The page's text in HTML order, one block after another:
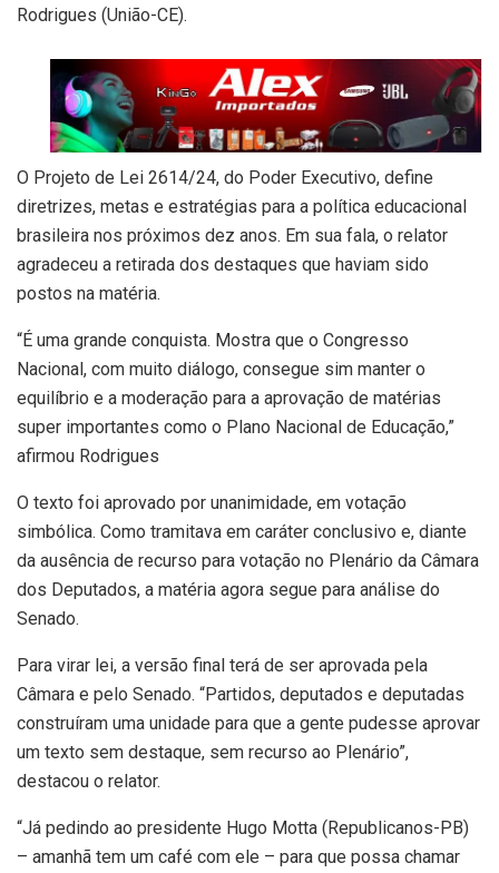
Rodrigues (União-CE).
O Projeto de Lei 2614/24, do Poder Executivo, define
diretrizes, metas e estratégias para a política educacional
brasileira nos próximos dez anos. Em sua fala, o relator
agradeceu a retirada dos destaques que haviam sido
postos na matéria.
“É uma grande conquista. Mostra que o Congresso
Nacional, com muito diálogo, consegue sim manter o
equilíbrio e a moderação para a aprovação de matérias
super importantes como o Plano Nacional de Educação,”
afirmou Rodrigues
O texto foi aprovado por unanimidade, em votação
simbólica. Como tramitava em caráter conclusivo e, diante
da ausência de recurso para votação no Plenário da Câmara
dos Deputados, a matéria agora segue para análise do
Senado.
Para virar lei, a versão final terá de ser aprovada pela
Câmara e pelo Senado. “Partidos, deputados e deputadas
construíram uma unidade para que a gente pudesse aprovar
um texto sem destaque, sem recurso ao Plenário”,
destacou o relator.
“Já pedindo ao presidente Hugo Motta (Republicanos-PB)
– amanhã tem um café com ele – para que possa chamar